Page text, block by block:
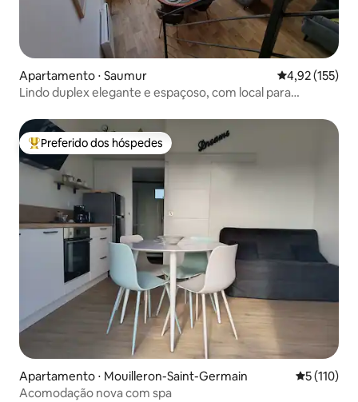
Apartamento ⋅ Saumur 4,92 de uma
4,92 (155)
Lindo duplex elegante e espaçoso, com local para
Entre os melhores preferidos dos hóspedes
Preferido dos hóspedes
Apartamento ⋅ Mouilleron-Saint-Germain 5 de uma
5 (110)
Acomodação nova com spa